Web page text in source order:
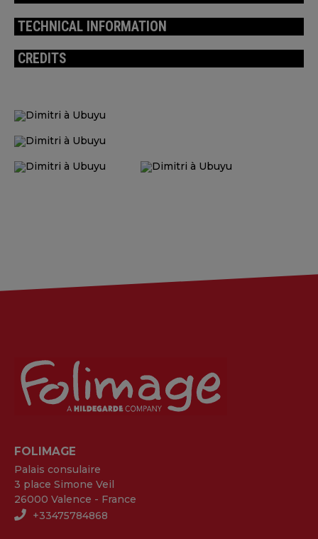
TECHNICAL INFORMATION
CREDITS
FOLIMAGE
Palais consulaire
3 place Simone Veil
26000 Valence - France
+33475784868